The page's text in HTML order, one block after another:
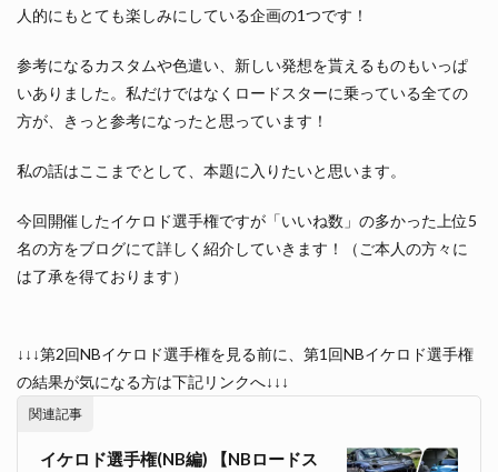
人的にもとても楽しみにしている企画の1つです！
参考になるカスタムや色遣い、新しい発想を貰えるものもいっぱ
いありました。私だけではなくロードスターに乗っている全ての
方が、きっと参考になったと思っています！
私の話はここまでとして、本題に入りたいと思います。
今回開催したイケロド選手権ですが「いいね数」の多かった上位5
名の方をブログにて詳しく紹介していきます！（ご本人の方々に
は了承を得ております）
↓↓↓第2回NBイケロド選手権を見る前に、第1回NBイケロド選手権
の結果が気になる方は下記リンクへ↓↓↓
関連記事
イケロド選手権(NB編) 【NBロードス